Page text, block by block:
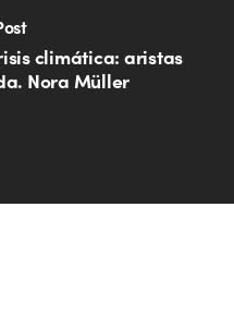
climática: aristas
Nora Müller